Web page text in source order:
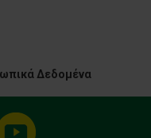
Δεδομένα